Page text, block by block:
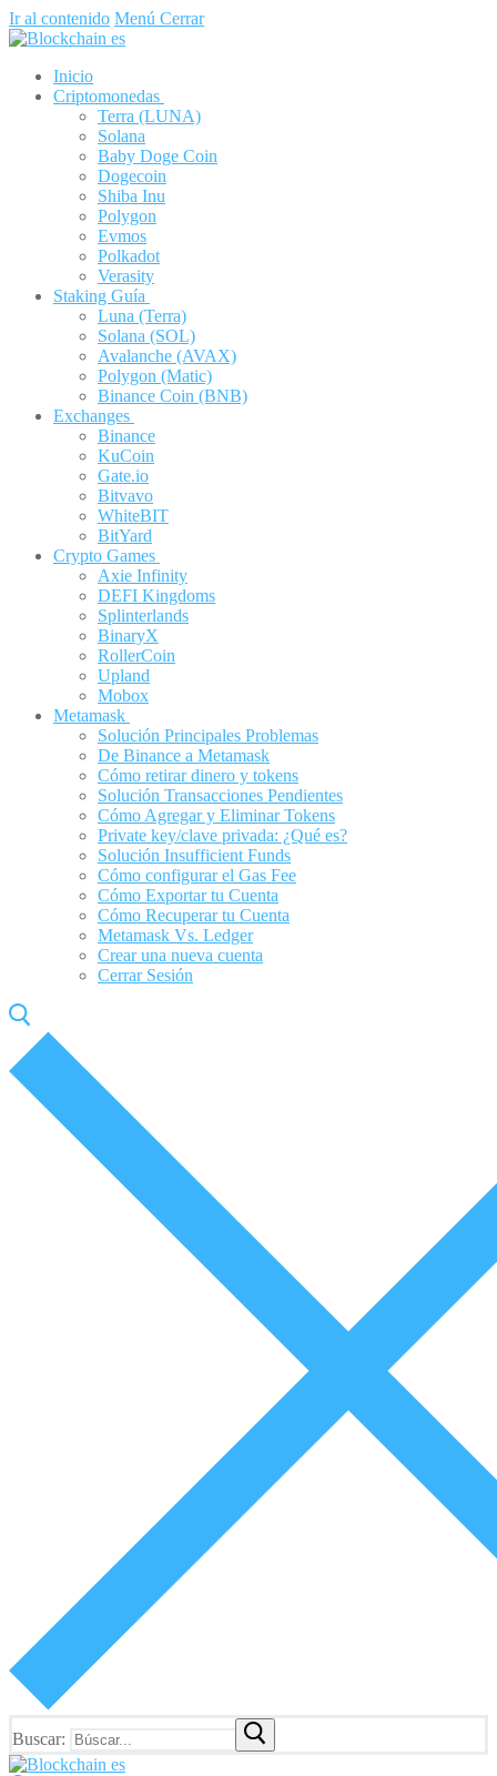
Ir al contenido Menú Cerrar
Inicio
Criptomonedas
Terra (LUNA)
Solana
Baby Doge Coin
Dogecoin
Shiba Inu
Polygon
Evmos
Polkadot
Verasity
Staking Guía
Luna (Terra)
Solana (SOL)
Avalanche (AVAX)
Polygon (Matic)
Binance Coin (BNB)
Exchanges
Binance
KuCoin
Gate.io
Bitvavo
WhiteBIT
BitYard
Crypto Games
Axie Infinity
DEFI Kingdoms
Splinterlands
BinaryX
RollerCoin
Upland
Mobox
Metamask
Solución Principales Problemas
De Binance a Metamask
Cómo retirar dinero y tokens
Solución Transacciones Pendientes
Cómo Agregar y Eliminar Tokens
Private key/clave privada: ¿Qué es?
Solución Insufficient Funds
Cómo configurar el Gas Fee
Cómo Exportar tu Cuenta
Cómo Recuperar tu Cuenta
Metamask Vs. Ledger
Crear una nueva cuenta
Cerrar Sesión
Buscar: